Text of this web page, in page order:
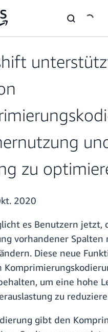
zu
2020
es Benutzern jetzt,
vorhandener Spalten
Diese neue
um eine hohe
zu
gibt den